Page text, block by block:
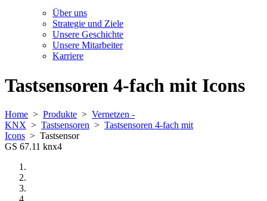
Über uns
Strategie und Ziele
Unsere Geschichte
Unsere Mitarbeiter
Karriere
Tastsensoren 4-fach mit Icons
Home > Produkte > Vernetzen -
KNX > Tastsensoren > Tastsensoren 4-fach mit
Icons > Tastsensor
GS 67.11 knx4